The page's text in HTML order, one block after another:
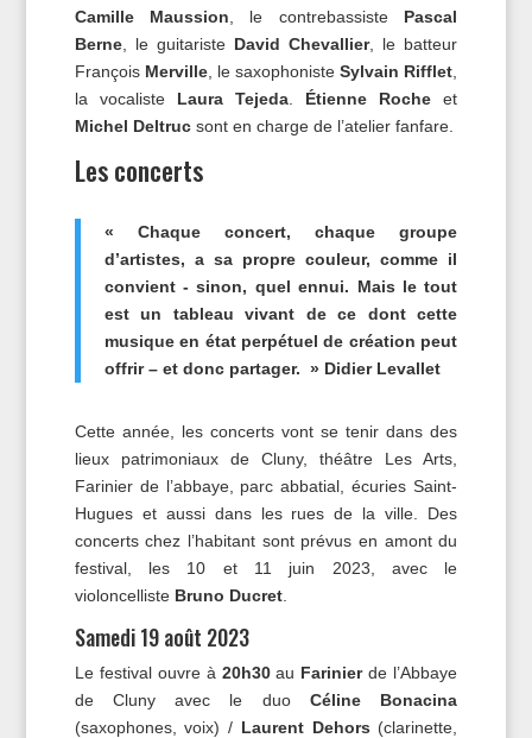
Camille Maussion , le contrebassiste Pascal
Berne, le guitariste David Chevallier, le batteur
François Merville, le saxophonisteSylvain Rifflet
la vocaliste Laura Tejeda Étienne Roche et
Michel Deltrucsont en charge de l’atelier fanfare.
Les concerts
« Chaque concert, chaque groupe
d’artistes, a sa propre couleur, comme il
convient - sinon, quel ennui. Mais le tout
est un tableau vivant de ce dont cette
musique en état perpétuel de création peut
offrir – et donc partager. » Didier Levallet
Cette année, les concerts vont se tenir dans des
lieux patrimoniaux de Cluny, théâtre Les Arts,
Farinier de l’abbaye, parc abbatial, écuries Saint-
Hugues et aussi dans les rues de la ville. Des
concerts chez l’habitant sont prévus en amont du
festival, les 10 et 11 juin 2023, avec le
violoncelliste Bruno Ducret.
Samedi 19 août 2023
Le festival ouvre à 20h30au Farinierde l’Abbaye
de Cluny avec le duoCéline Bonacina
(saxophones, voix) / Laurent Dehors (clarinette,